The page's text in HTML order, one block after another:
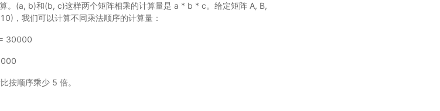
。(a, b)和(b, c)这样两个矩阵相乘的计算量是 a * b * c。给定矩阵 A, B,
，我们可以计算不同乘法顺序的计算量：
30000
按顺序乘少 5 倍。